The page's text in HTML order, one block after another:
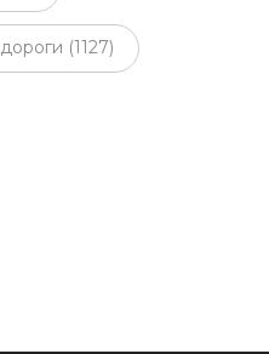
дороги (1127)